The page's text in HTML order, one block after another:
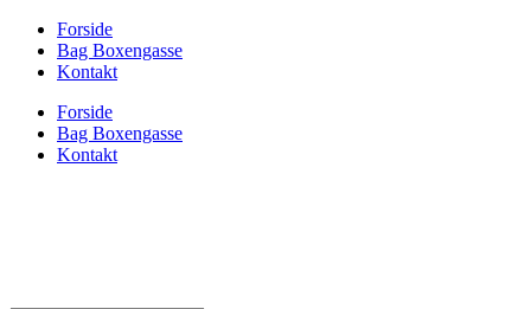
Forside
Bag Boxengasse
Kontakt
Forside
Bag Boxengasse
Kontakt